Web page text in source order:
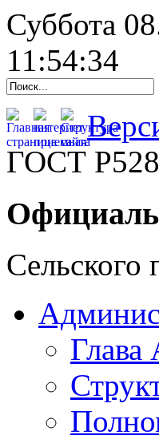
Суббота
11:54:35
ГОСТ
Сельского
Глава